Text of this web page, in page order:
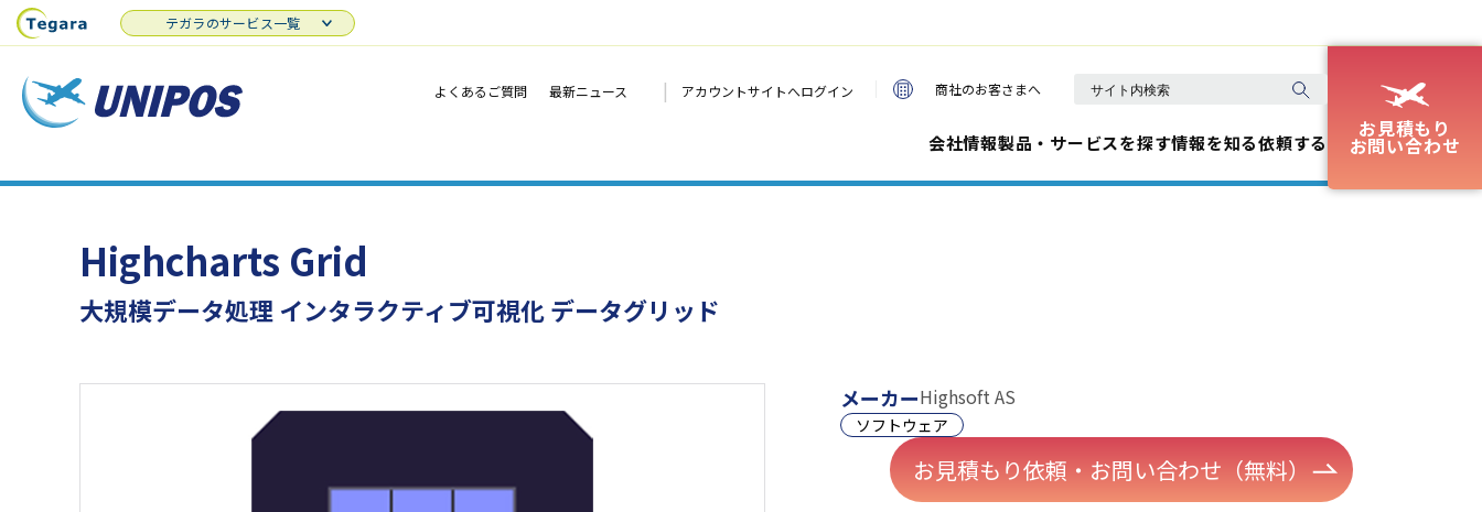
よくあるご質問 最新ニュース | アカウントサイトへログイン 商社のお客さまへ
会社情報製品・サービスを探す情報を知る依頼する
お見積もり
お問い合わせ
テガラのサービス一覧
Highcharts Grid
大規模データ処理 インタラクティブ可視化 データグリッド
メーカーHighsoft AS
ソフトウェア
お見積もり依頼・お問い合わせ（無料）